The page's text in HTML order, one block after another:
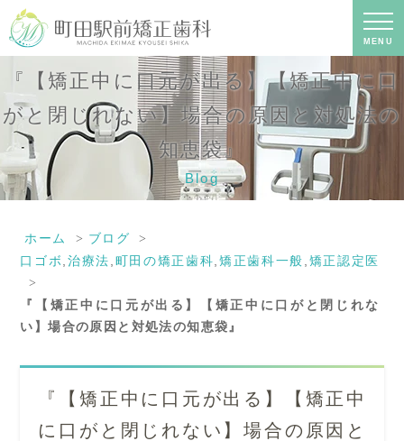
MENU
『【矯正中に口元が出る】【矯正中に
口がと閉じれない】場合の原因と対処
法の知恵袋』｜町田の矯正歯科専門の
歯科医院｜土日診療-町田駅前矯正歯科
『【矯正中に口元が出る】【矯正中に口
がと閉じれない】場合の原因と対処法の
知恵袋』
Blog
ホーム
ブログ
口ゴボ 治療法 町田の矯正歯科 矯正歯科一般 矯正認定医
『【矯正中に口元が出る】【矯正中に口がと閉じれな
い】場合の原因と対処法の知恵袋』
『【矯正中に口元が出る】【矯正中
に口がと閉じれない】場合の原因と